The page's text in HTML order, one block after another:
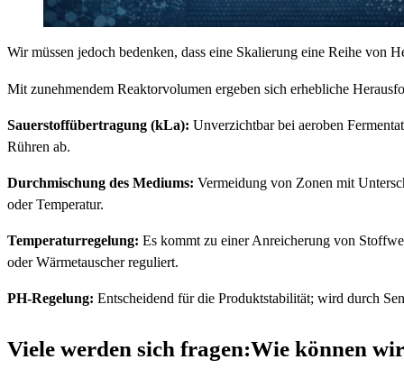
Wir müssen jedoch bedenken, dass eine Skalierung eine Reihe von
Mit zunehmendem Reaktorvolumen ergeben sich erhebliche
Sauerstoffübertragung (kLa): Unverzichtbar bei aeroben
Rühren ab.
Durchmischung des Mediums: Vermeidung von Zonen mit
oder Temperatur.
Temperaturregelung: Es kommt zu einer Anreicherung von
oder Wärmetauscher reguliert.
PH-Regelung: Entscheidend für die Produktstabilität; wird durch
Viele werden sich fragen:Wie können